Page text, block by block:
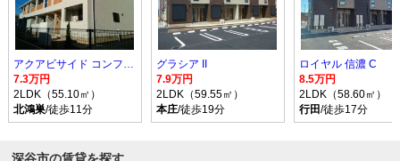
アクアビサイド コンフォルト I
7.3万円
2LDK（55.10㎡）
北鴻巣/徒歩11分
グラシア II
7.9万円
2LDK（59.55㎡）
本庄/徒歩19分
ロイヤル 信濃 C
8.5万円
2LDK（58.60㎡）
行田/徒歩17分